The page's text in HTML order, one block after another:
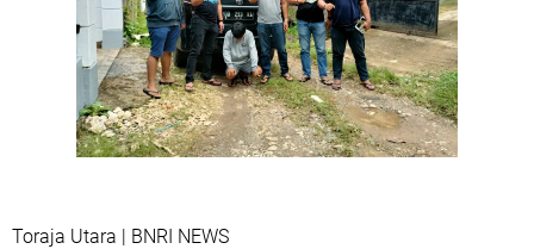
Toraja Utara | BNRI NEWS